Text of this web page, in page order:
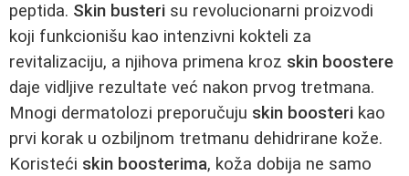
peptida. Skin busteri su revolucionarni proizvodi
koji funkcionišu kao intenzivni kokteli za
revitalizaciju, a njihova primena kroz skin boostere
daje vidljive rezultate već nakon prvog tretmana.
Mnogi dermatolozi preporučuju skin boosteri kao
prvi korak u ozbiljnom tretmanu dehidrirane kože.
Koristeći skin boosterima, koža dobija ne samo